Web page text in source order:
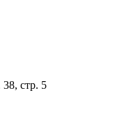
стр. 5